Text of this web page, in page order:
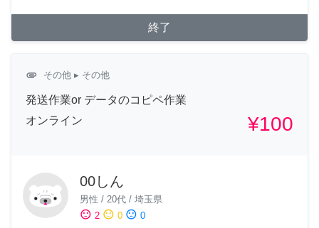
終了
attachment その他 ▸ その他
発送作業or データのコピペ作業
オンライン
¥100
00しん
男性 / 20代 / 埼玉県
sentiment_satisfied 2 sentiment_neutral 0 sentiment_dissatisfied 0